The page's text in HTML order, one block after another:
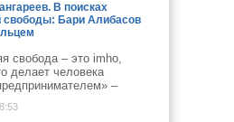
В поисках
свободы: Бари Алибасов
свобода – это imho,
делает человека
–